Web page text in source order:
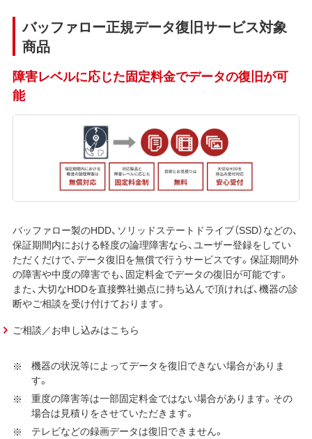
バッファロー正規データ復旧サービス対象
商品
障害レベルに応じた固定料金でデータの復旧が可
能
バッファロー製のHDD、ソリッドステートドライブ（SSD）などの、
保証期間内における軽度の論理障害なら、ユーザー登録をしてい
ただくだけで、データ復旧を無償で行うサービスです。保証期間外
の障害や中度の障害でも、固定料金でデータの復旧が可能です。
また、大切なHDDを直接弊社拠点に持ち込んで頂ければ、機器の診
断やご相談を受け付けております。
ご相談／お申し込みはこちら
機器の状況等によってデータを復旧できない場合がありま
す。
重度の障害等は一部固定料金ではない場合があります。その
場合は見積りをさせていただきます。
テレビなどの録画データは復旧できません。